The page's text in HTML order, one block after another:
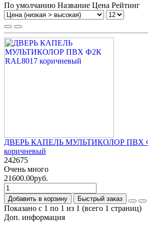
По умолчанию Название Цена Рейтинг
ДВЕРЬ КАПЕЛЬ МУЛЬТИКОЛОР ПВХ
коричневый
242675
Очень много
21600.00руб.
Добавить в корзину Быстрый заказ
Показано с 1 по 1 из 1 (всего 1 страниц)
Доп. информация